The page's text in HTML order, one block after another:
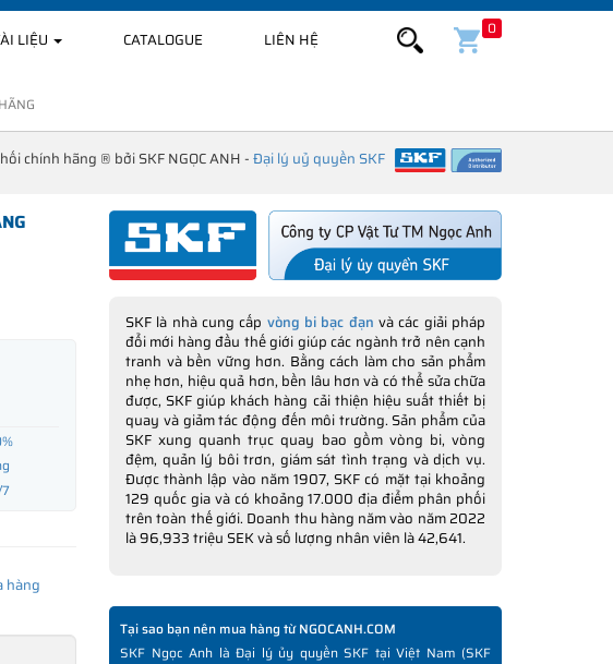
LIỆU CATALOGUE LIÊN HỆ
0
chính hãng ® bởi SKF NGỌC ANH -Đại lý uỷ quyền SKF
hàng
SKF là nhà cung cấp vòng bi bạc đạn và các giải pháp
đổi mới hàng đầu thế giới giúp các ngành trở nên cạnh
tranh và bền vững hơn. Bằng cách làm cho sản phẩm
nhẹ hơn, hiệu quả hơn, bền lâu hơn và có thể sửa chữa
được, SKF giúp khách hàng cải thiện hiệu suất thiết bị
quay và giảm tác động đến môi trường. Sản phẩm của
SKF xung quanh trục quay bao gồm vòng bi, vòng
đệm, quản lý bôi trơn, giám sát tình trạng và dịch vụ.
Được thành lập vào năm 1907, SKF có mặt tại khoảng
129 quốc gia và có khoảng 17.000 địa điểm phân phối
trên toàn thế giới. Doanh thu hàng năm vào năm 2022
là 96,933 triệu SEK và số lượng nhân viên là 42,641.
Tại sao bạn nên mua hàng từ NGOCANH.COM
SKF Ngọc Anh là Đại lý ủy quyền SKF tại Việt Nam (SKF